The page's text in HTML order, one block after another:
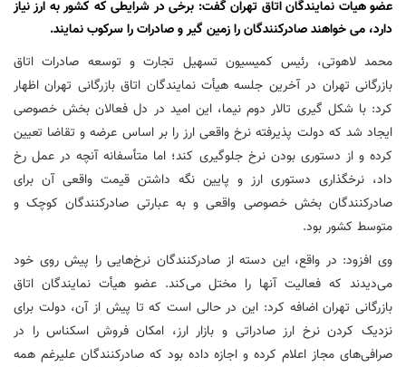
عضو هیات نمایندگان اتاق تهران گفت: برخی در شرایطی که کشور به ارز نیاز
دارد، می خواهند صادرکنندگان را زمین گیر و صادرات را سرکوب نمایند.
محمد لاهوتی، رئیس کمیسیون تسهیل تجارت و توسعه صادرات اتاق
بازرگانی تهران در آخرین جلسه هیأت نمایندگان اتاق بازرگانی تهران اظهار
کرد: با شکل گیری تالار دوم نیما، این امید در دل فعالان بخش خصوصی
ایجاد شد که دولت پذیرفته نرخ واقعی ارز را بر اساس عرضه و تقاضا تعیین
کرده و از دستوری بودن نرخ جلوگیری کند؛ اما متأسفانه آنچه در عمل رخ
داد، نرخگذاری دستوری ارز و پایین نگه داشتن قیمت واقعی آن برای
صادرکنندگان بخش خصوصی واقعی و به عبارتی صادرکنندگان کوچک و
متوسط کشور بود.
وی افزود: در واقع، این دسته از صادرکنندگان نرخ‌هایی را پیش روی خود
می‌دیدند که فعالیت آنها را مختل می‌کند. عضو هیأت نمایندگان اتاق
بازرگانی تهران اضافه کرد: این در حالی است که تا پیش از آن، دولت برای
نزدیک کردن نرخ ارز صادراتی و بازار ارز، امکان فروش اسکناس را در
صرافی‌های مجاز اعلام کرده و اجازه داده بود که صادرکنندگان علیرغم همه